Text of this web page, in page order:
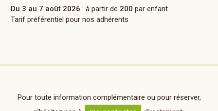
Du 3 au 7 août 2026 : à partir de 200 par enfant
Tarif préférentiel pour nos adhérents
Pour toute information complémentaire ou pour réserver,